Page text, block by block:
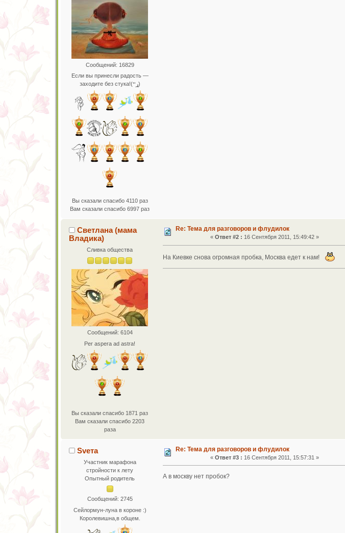
Сообщений: 16829
Если вы принесли радость —
заходите без стука!(ړײ)
Вы сказали спасибо 4110 раз
Вам сказали спасибо 6997 раз
Светлана (мама
Владика)
Сливка общества
Сообщений: 6104
Per aspera ad astra!
Вы сказали спасибо 1871 раз
Вам сказали спасибо 2203
раза
Re: Тема для разговоров и флудилок
«Ответ #2 : 16 Сентября 2011, 15:49:42 »
На Киевке снова огромная пробка, Москва едет к нам!
Sveта
Участник марафона
стройности к лету
Опытный родитель
Сообщений: 2745
Сейлормун-луна в короне :)
Королевишна,в общем.
Re: Тема для разговоров и флудилок
«Ответ #3 : 16 Сентября 2011, 15:57:31 »
А в москву нет пробок?